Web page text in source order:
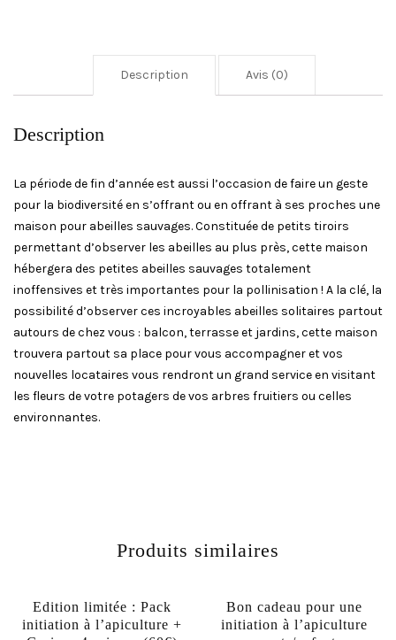
Description Avis (0)
Description
La période de fin d’année est aussi l’occasion de faire un geste
pour la biodiversité en s’offrant ou en offrant à ses proches une
maison pour abeilles sauvages. Constituée de petits tiroirs
permettant d’observer les abeilles au plus près, cette maison
hébergera des petites abeilles sauvages totalement
inoffensives et très importantes pour la pollinisation ! A la clé, la
possibilité d’observer ces incroyables abeilles solitaires partout
autours de chez vous : balcon, terrasse et jardins, cette maison
trouvera partout sa place pour vous accompagner et vos
nouvelles locataires vous rendront un grand service en visitant
les fleurs de votre potagers de vos arbres fruitiers ou celles
environnantes.
Produits similaires
Edition limitée : Pack
initiation à l’apiculture +
Bon cadeau pour une
initiation à l’apiculture